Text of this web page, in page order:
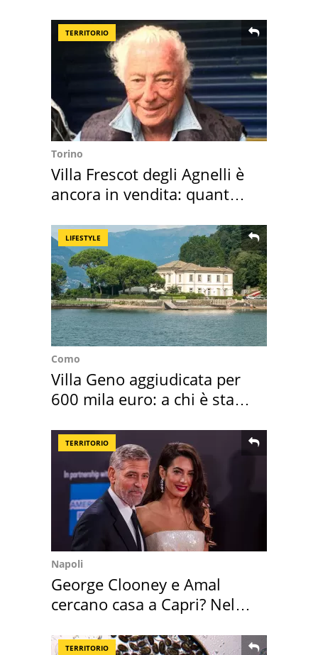
TERRITORIO
Torino
Villa Frescot degli Agnelli è
ancora in vendita: quanto
LIFESTYLE
Como
Villa Geno aggiudicata per
600 mila euro: a chi è stata
TERRITORIO
Napoli
George Clooney e Amal
cercano casa a Capri? Nel
TERRITORIO